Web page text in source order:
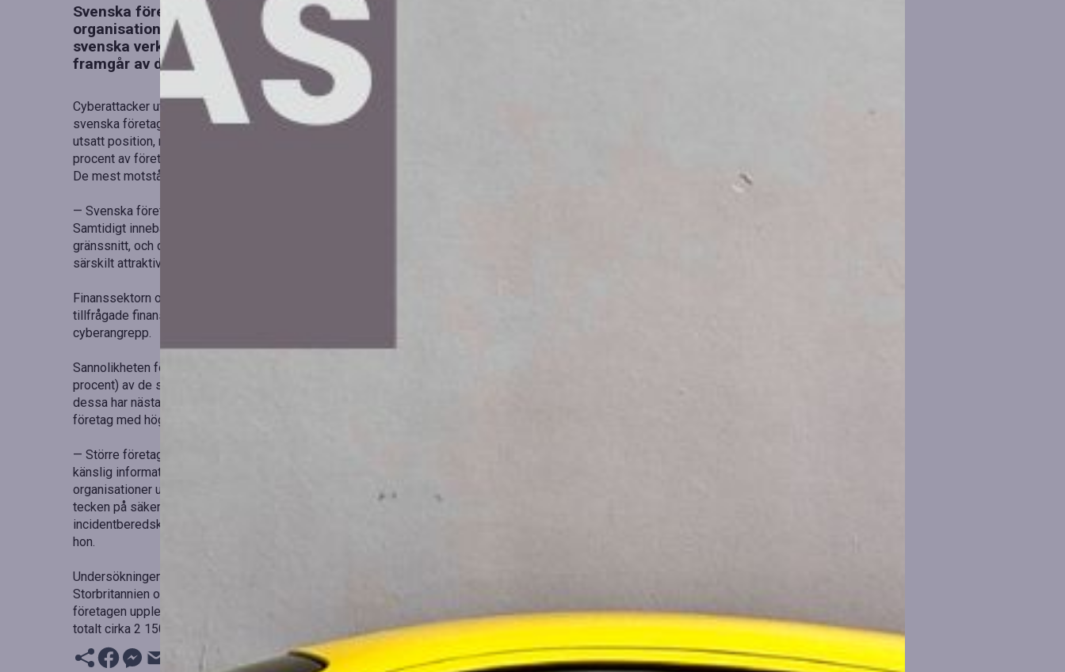
Svenska företag står i centrum för ett ökat cyberhot. Jämfört med
organisationer i övriga Norden samt Storbritannien och Irland visar det sig att
svenska verksamheter är mer utsatta, särskilt de större företagen. Detta
framgår av den senaste rapporten från Azets Barometer.
Cyberattacker utgör ett allvarligt problem för företag i Sverige. Över en tredjedel (37 procent) av
svenska företag har rapporterat att de har blivit utsatta för cyberangrepp. Sverige är i en särskilt
utsatt position, men även andra marknader upplever liknande hot. I Danmark och Finland uppger 33
procent av företagen att de drabbats, medan Norge ligger på 30 procent och Irland på 28 procent.
De mest motståndskraftiga företagen finns i Storbritannien, där endast 23 procent har drabbats.
— Svenska företag ligger långt fram i sin digitala utveckling, vilket är en tydlig konkurrensfördel.
Samtidigt innebär den höga digitala mognaden fler system, molntjänster och uppkopplade
gränssnitt, och därmed en större angreppsyta för cyberkriminella. Det gör svenska verksamheter
särskilt attraktiva mål, även om hotbilden idag är påtaglig även på andra marknader, säger hon.
Finanssektorn och större bolag framstår som de mest sårbara. Enligt undersökningen, av 61
tillfrågade finansföretag i Sverige, uppger mer än en fjärdedel (26 procent) att de har drabbats av
cyberangrepp.
Sannolikheten för att drabbas av angrepp ökar också med företagets storlek. Nära hälften (48
procent) av de större företagen i Sverige rapporterade under 2025 att de hade blivit utsatta. Av
dessa har nästan en fjärdedel (23 procent) upplevt mer än ett angrepp. Det är inte oväntat att
företag med högre omsättning oftare blir måltavlor.
— Större företag är ofta mer attraktiva mål för cyberkriminella eftersom de hanterar stora värden och
känslig information. Dessutom är deras IT-miljöer ofta komplexa och svåra att överblicka. Många
organisationer underskattar fortfarande risknivån och tolkar avsaknaden av incidenter som ett
tecken på säkerhet. Därför står företag som arbetar strukturerat med förebyggande säkerhet,
incidentberedskap och kontinuerlig övervakning starkare när, inte om, ett angrepp inträffar, avslutar
hon.
Undersökningen, som kallas Azets Barometer, ger affärsinsikter från företag i Norden,
Storbritannien och Irland. Den identifierar trender kopplade till framtidsutsikter och hot som
företagen upplever. Den genomfördes i oktober 2025 av Meridian West på uppdrag av Azets, där
totalt cirka 2 150 företag deltog, varav drygt 400 var från Sverige.